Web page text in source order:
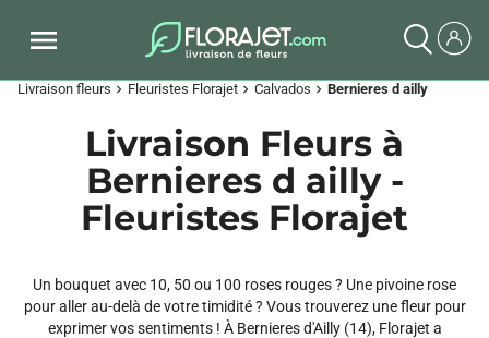
Livraison fleurs chevron_right Fleuristes Florajet chevron_right Calvados chevron_right Bernieres d ailly
Livraison Fleurs à
Bernieres d ailly -
Fleuristes Florajet
Un bouquet avec 10, 50 ou 100 roses rouges ? Une pivoine rose
pour aller au-delà de votre timidité ? Vous trouverez une fleur pour
exprimer vos sentiments ! À Bernieres d'Ailly (14), Florajet a